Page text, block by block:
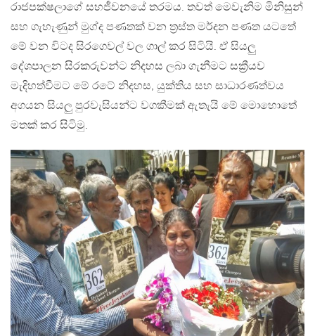
රාජපක්ෂලාගේ සහජීවනයේ තරමය. තවත් මෙවැනිම මිනිසුන්
සහ ගැහැණුන් මුග්ද පණතක් වන ත්‍රස්ත මර්දන පණත යටතේ
මේ වන විටද සිරගෙවල් වල ගාල් කර සිටියි. ඒ සියලු
දේශපාලන සිරකරුවන්ට නිදහස ලබා ගැනීමට සක්‍රීයව
මැදිහත්වීමට මේ රටේ නිදහස, යුක්තිය සහ සාධාරණත්වය
අගයන සියලු පුරවැසියන්ට වගකීමක් ඇතැයි මේ මොහොතේ
මතක් කර සිටිමු.